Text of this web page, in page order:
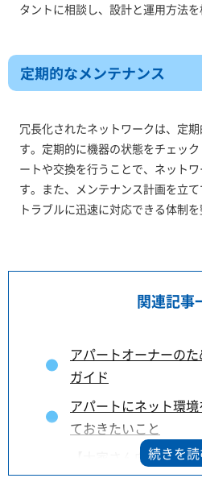
タントに相談し、設計と運用方法を
定期的なメンテナンス
冗長化されたネットワークは、定
す。定期的に機器の状態をチェッ
ートや交換を行うことで、ネット
す。また、メンテナンス計画を立
トラブルに迅速に対応できる体制を
関連記事
アパートオーナーの
ガイド
アパートにネット環
ておきたいこと
【大家さん向け】
いる建物